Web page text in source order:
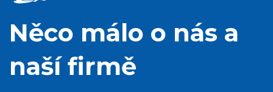
Něco málo o nás a
naší firmě